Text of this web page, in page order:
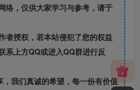
络，仅供大家学习与参考，请于
者授权，若本站侵犯了您的权益
系上方QQ或进入QQ群进行反
我们真诚的希望，每一份有价值